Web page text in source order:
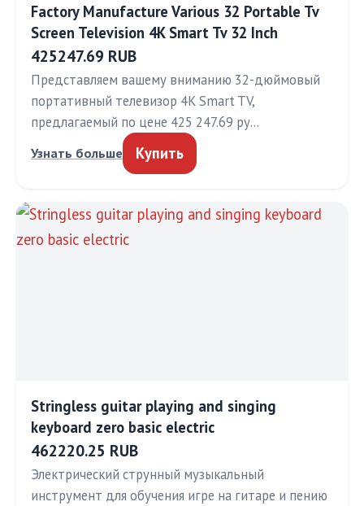
Factory Manufacture Various 32 Portable Tv
Screen Television 4K Smart Tv 32 Inch
425247.69 RUB
Представляем вашему вниманию 32-дюймовый
портативный телевизор 4K Smart TV,
предлагаемый по цене 425 247.69 ру…
Узнать больше Купить
Stringless guitar playing and singing
keyboard zero basic electric
462220.25 RUB
Электрический струнный музыкальный
инструмент для обучения игре на гитаре и пению